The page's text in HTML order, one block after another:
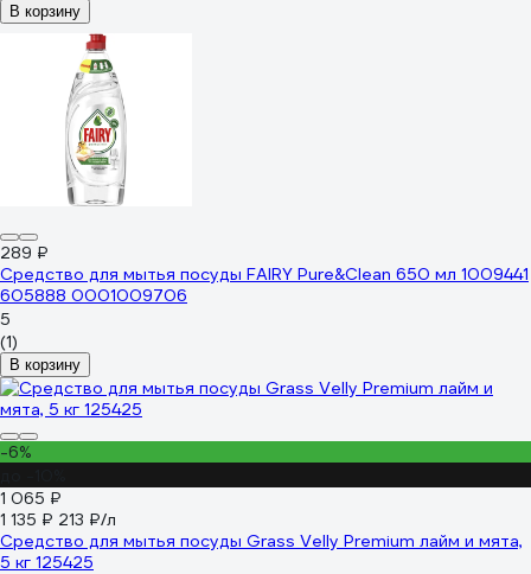
В корзину
289 ₽
Средство для мытья посуды FAIRY Pure&Clean 650 мл 1009441
605888 0001009706
5
(1)
В корзину
-6%
1 065 ₽
1 135 ₽ 213 ₽/л
Средство для мытья посуды Grass Velly Premium лайм и мята,
5 кг 125425